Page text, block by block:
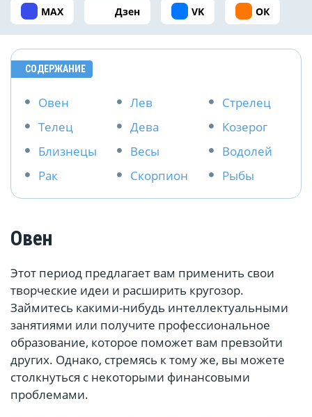
MAX Дзен VK ОК
СОДЕРЖАНИЕ
Овен
Телец
Близнецы
Рак
Лев
Дева
Весы
Скорпион
Стрелец
Козерог
Водолей
Рыбы
Овен
Этот период предлагает вам применить свои
творческие идеи и расширить кругозор.
Займитесь какими-нибудь интеллектуальными
занятиями или получите профессиональное
образование, которое поможет вам превзойти
других. Однако, стремясь к тому же, вы можете
столкнуться с некоторыми финансовыми
проблемами.